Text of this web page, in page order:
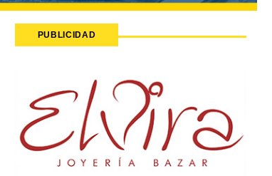
PUBLICIDAD